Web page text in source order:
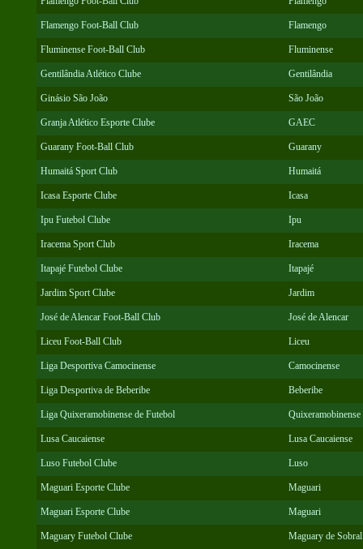
Flamengo Foot-Ball Club Flamengo
Fluminense Foot-Ball Club Fluminense
Gentilândia Atlético Clube Gentilândia
Ginásio São João São João
Granja Atlético Esporte Clube GAEC
Guarany Foot-Ball Club Guarany
Humaitá Sport Club Humaitá
Icasa Esporte Clube Icasa
Ipu Futebol Clube Ipu
Iracema Sport Club Iracema
Itapajé Futebol Clube Itapajé
Jardim Sport Clube Jardim
José de Alencar Foot-Ball Club José de Alencar
Liceu Foot-Ball Club Liceu
Liga Desportiva Camocinense Camocinense
Liga Desportiva de Beberibe Beberibe
Liga Quixeramobinense de Futebol Quixeramobinense
Lusa Caucaiense Lusa Caucaiense
Luso Futebol Clube Luso
Maguari Esporte Clube Maguari
Maguari Esporte Clube Maguari
Maguary Futebol Clube Maguary de Sobral